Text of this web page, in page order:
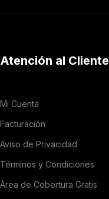
Atención al Cliente
Mi Cuenta
Facturación
Aviso de Privacidad
Términos y Condiciones
Área de Cobertura Gratis